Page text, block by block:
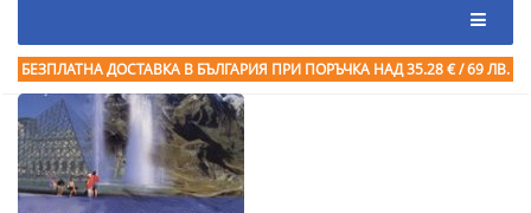
БЕЗПЛАТНА ДОСТАВКА В БЪЛГАРИЯ ПРИ ПОРЪЧКА НАД 35.28 € / 69 ЛВ.